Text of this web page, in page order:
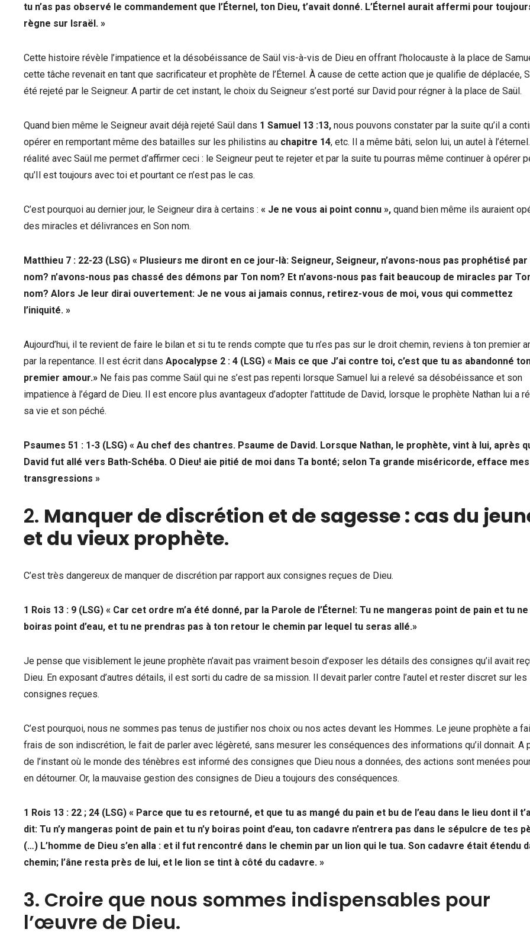
tu n’as pas observé le commandement que l’Éternel, ton Dieu, t’avait donné. L’Éternel aurait affermi pour
règne sur Israël. »
Cette histoire révèle l’impatience et la désobéissance de Saül vis-à-vis de Dieu en offrant l’holocauste à la place de
cette tâche revenait en tant que sacrificateur et prophète de l’Éternel. À cause de cette action que je qualifie de déplacée,
été rejeté par le Seigneur. A partir de cet instant, le choix du Seigneur s’est porté sur David pour régner à la place de Saül.
Quand bien même le Seigneur avait déjà rejeté Saül dans 1 Samuel 13 :13, nous pouvons constater par la suite qu’il a
opérer en remportant même des batailles sur les philistins au chapitre 14, etc. Il a même bâti, selon lui, un autel à
réalité avec Saül me permet d’affirmer ceci : le Seigneur peut te rejeter et par la suite tu pourras même continuer à opérer
qu’Il est toujours avec toi et pourtant ce n’est pas le cas.
C’est pourquoi au dernier jour, le Seigneur dira à certains : « Je ne vous ai point connu », quand bien même ils auraient
des miracles et délivrances en Son nom.
Matthieu 7 : 22-23 (LSG) « Plusieurs me diront en ce jour-là: Seigneur, Seigneur, n’avons-nous pas prophétisé par
nom? n’avons-nous pas chassé des démons par Ton nom? Et n’avons-nous pas fait beaucoup de miracles par
nom? Alors Je leur dirai ouvertement: Je ne vous ai jamais connus, retirez-vous de moi, vous qui commettez
l’iniquité. »
Aujourd’hui, il te revient de faire le bilan et si tu te rends compte que tu n’es pas sur le droit chemin, reviens à ton premier
par la repentance. Il est écrit dans Apocalypse 2 : 4 (LSG) « Mais ce que J’ai contre toi, c’est que tu as abandonné
premier amour.» Ne fais pas comme Saül qui ne s’est pas repenti lorsque Samuel lui a relevé sa désobéissance et son
impatience à l’égard de Dieu. Il est encore plus avantageux d’adopter l’attitude de David, lorsque le prophète Nathan lui a
sa vie et son péché.
Psaumes 51 : 1-3 (LSG) « Au chef des chantres. Psaume de David. Lorsque Nathan, le prophète, vint à lui, après
David fut allé vers Bath-Schéba. O Dieu! aie pitié de moi dans Ta bonté; selon Ta grande miséricorde, efface mes
transgressions »
2. Manquer de discrétion et de sagesse : cas du
et du vieux prophète.
C’est très dangereux de manquer de discrétion par rapport aux consignes reçues de Dieu.
1 Rois 13 : 9 (LSG) « Car cet ordre m’a été donné, par la Parole de l’Éternel: Tu ne mangeras point de pain et tu ne
boiras point d’eau, et tu ne prendras pas à ton retour le chemin par lequel tu seras allé.»
Je pense que visiblement le jeune prophète n’avait pas vraiment besoin d’exposer les détails des consignes qu’il avait
Dieu. En exposant d’autres détails, il est sorti du cadre de sa mission. Il devait parler contre l’autel et rester discret sur les
consignes reçues.
C’est pourquoi, nous ne sommes pas tenus de justifier nos choix ou nos actes devant les Hommes. Le jeune prophète a
frais de son indiscrétion, le fait de parler avec légèreté, sans mesurer les conséquences des informations qu’il donnait. A
de l’instant où le monde des ténèbres est informé des consignes que Dieu nous a données, des actions sont menées
en détourner. Or, la mauvaise gestion des consignes de Dieu a toujours des conséquences.
1 Rois 13 : 22 ; 24 (LSG) « Parce que tu es retourné, et que tu as mangé du pain et bu de l’eau dans le lieu dont il
dit: Tu n’y mangeras point de pain et tu n’y boiras point d’eau, ton cadavre n’entrera pas dans le sépulcre de tes
(…) L’homme de Dieu s’en alla : et il fut rencontré dans le chemin par un lion qui le tua. Son cadavre était étendu
chemin; l’âne resta près de lui, et le lion se tint à côté du cadavre. »
3. Croire que nous sommes indispensables pour
l’œuvre de Dieu.